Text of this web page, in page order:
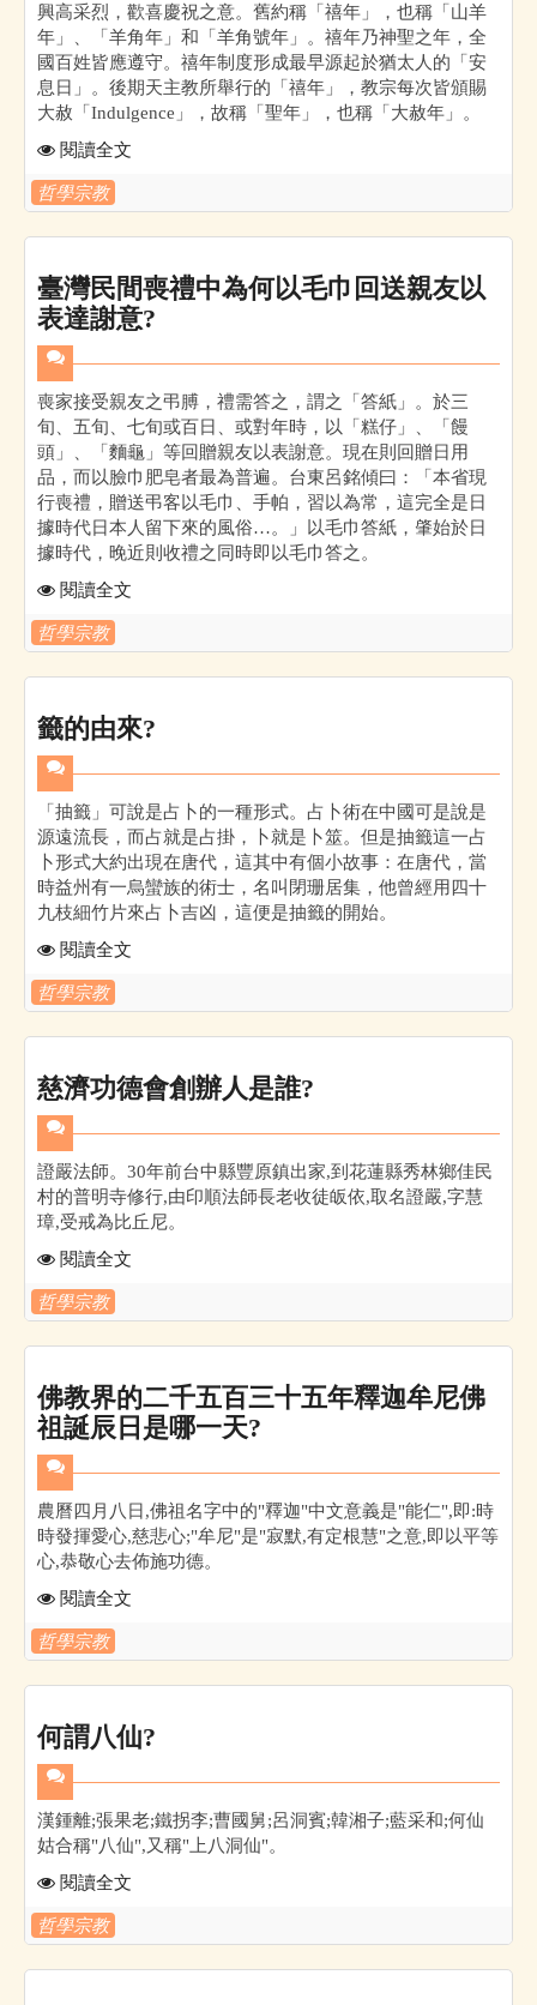
興高采烈，歡喜慶祝之意。舊約稱「禧年」，也稱「山羊
年」、「羊角年」和「羊角號年」。禧年乃神聖之年，全
國百姓皆應遵守。禧年制度形成最早源起於猶太人的「安
息日」。後期天主教所舉行的「禧年」，教宗每次皆頒賜
大赦「Indulgence」，故稱「聖年」，也稱「大赦年」。
閱讀全文
哲學宗教
臺灣民間喪禮中為何以毛巾回送親友以
表達謝意?
喪家接受親友之弔膊，禮需答之，謂之「答紙」。於三
旬、五旬、七旬或百日、或對年時，以「糕仔」、「饅
頭」、「麵龜」等回贈親友以表謝意。現在則回贈日用
品，而以臉巾肥皂者最為普遍。台東呂銘傾曰：「本省現
行喪禮，贈送弔客以毛巾、手帕，習以為常，這完全是日
據時代日本人留下來的風俗…。」以毛巾答紙，肇始於日
據時代，晚近則收禮之同時即以毛巾答之。
閱讀全文
哲學宗教
籤的由來?
「抽籤」可說是占卜的一種形式。占卜術在中國可是說是
源遠流長，而占就是占掛，卜就是卜筮。但是抽籤這一占
卜形式大約出現在唐代，這其中有個小故事：在唐代，當
時益州有一烏蠻族的術士，名叫閉珊居集，他曾經用四十
九枝細竹片來占卜吉凶，這便是抽籤的開始。
閱讀全文
哲學宗教
慈濟功德會創辦人是誰?
證嚴法師。30年前台中縣豐原鎮出家,到花蓮縣秀林鄉佳民
村的普明寺修行,由印順法師長老收徒皈依,取名證嚴,字慧
璋,受戒為比丘尼。
閱讀全文
哲學宗教
佛教界的二千五百三十五年釋迦牟尼佛
祖誕辰日是哪一天?
農曆四月八日,佛祖名字中的"釋迦"中文意義是"能仁",即:時
時發揮愛心,慈悲心;"牟尼"是"寂默,有定根慧"之意,即以平等
心,恭敬心去佈施功德。
閱讀全文
哲學宗教
何謂八仙?
漢鍾離;張果老;鐵拐李;曹國舅;呂洞賓;韓湘子;藍采和;何仙
姑合稱"八仙",又稱"上八洞仙"。
閱讀全文
哲學宗教